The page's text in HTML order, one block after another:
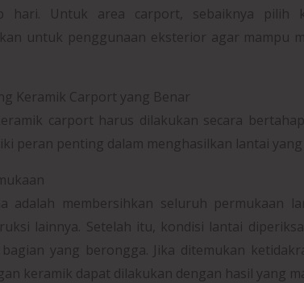
hari. Untuk area carport, sebaiknya pilih
untuk penggunaan eksterior agar mampu
Keramik Carport yang Benar
carport harus dilakukan secara
peran penting dalam menghasilkan lantai
adalah membersihkan seluruh permukaan
lainnya. Setelah itu, kondisi lantai
yang berongga. Jika ditemukan
keramik dapat dilakukan dengan hasil yang